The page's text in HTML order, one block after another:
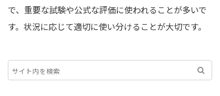
で、重要な試験や公式な評価に使われることが多いで
す。状況に応じて適切に使い分けることが大切です。